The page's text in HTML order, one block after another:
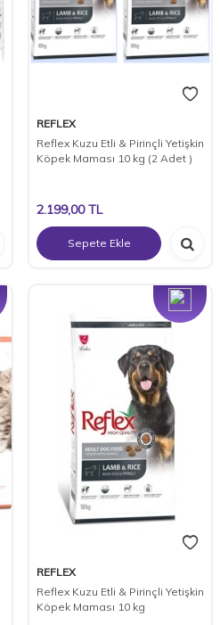
REFLEX
Reflex Kuzu Etli & Pirinçli Yetişkin
Köpek Maması 10 kg (2 Adet )
2.199,00TL
Sepete Ekle
Yeni
REFLEX
Reflex Kuzu Etli & Pirinçli Yetişkin
Köpek Maması 10 kg